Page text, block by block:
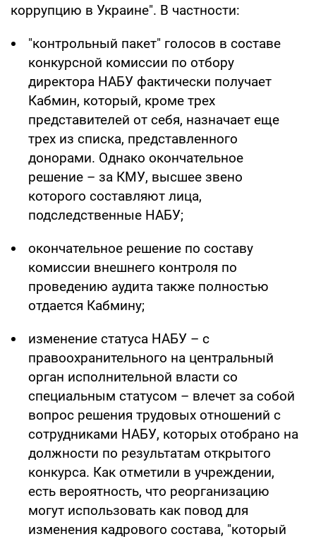
коррупцию в Украине". В частности:
"контрольный пакет" голосов в составе
конкурсной комиссии по отбору
директора НАБУ фактически получает
Кабмин, который, кроме трех
представителей от себя, назначает еще
трех из списка, представленного
донорами. Однако окончательное
решение – за КМУ, высшее звено
которого составляют лица,
подследственные НАБУ;
окончательное решение по составу
комиссии внешнего контроля по
проведению аудита также полностью
отдается Кабмину;
изменение статуса НАБУ – с
правоохранительного на центральный
орган исполнительной власти со
специальным статусом – влечет за собой
вопрос решения трудовых отношений с
сотрудниками НАБУ, которых отобрано на
должности по результатам открытого
конкурса. Как отметили в учреждении,
есть вероятность, что реорганизацию
могут использовать как повод для
изменения кадрового состава, "который